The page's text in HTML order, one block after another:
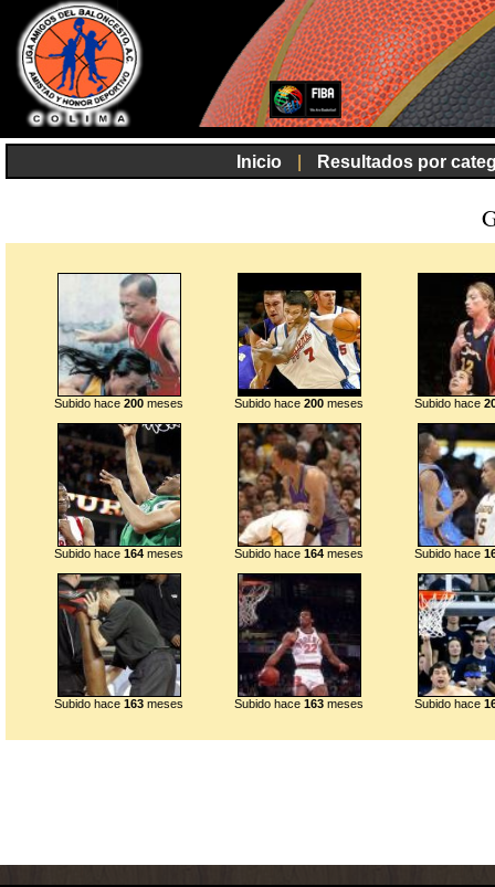
Inicio Resultados por
Subido hace 200 meses Subido hace 200 meses Subido hace
Subido hace 164 meses Subido hace 164 meses Subido hace
Subido hace 163 meses Subido hace 163 meses Subido hace